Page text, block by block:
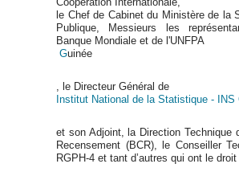
le Chef de Cabinet du Ministère de la
Publique, Messieurs les
Banque Mondiale et de l'UNFPA
Guinée
, le Directeur Général de
Institut National de la Statistique - INS
et son Adjoint, la Direction Technique
Recensement (BCR), le Conseiller
RGPH-4 et tant d’autres qui ont le droit